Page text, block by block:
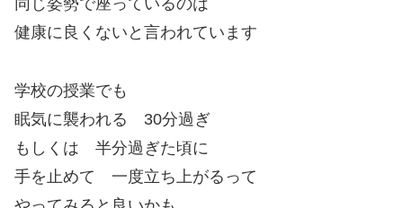
同じ姿勢で座っているのは
健康に良くないと言われています
学校の授業でも
眠気に襲われる 30分過ぎ
もしくは 半分過ぎた頃に
手を止めて 一度立ち上がるって